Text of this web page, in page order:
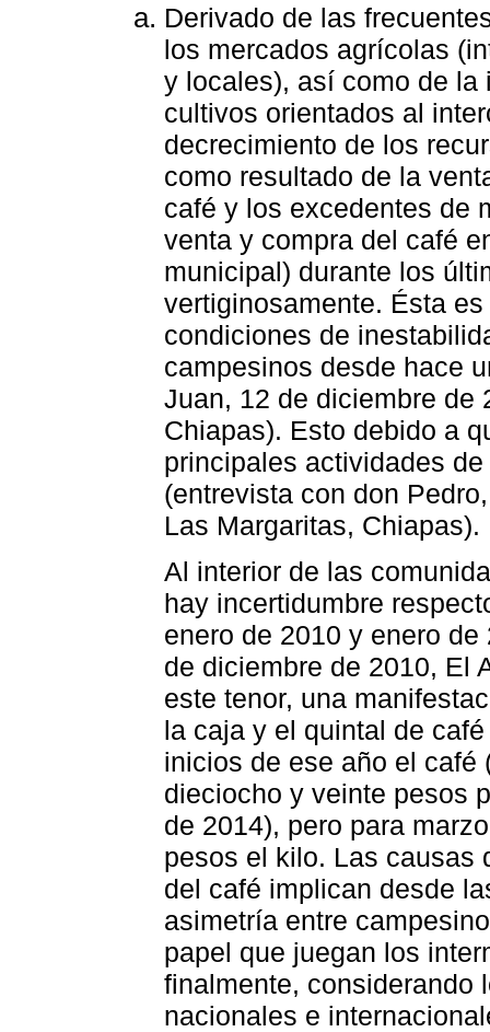
Derivado de las
los mercados agrícolas
y locales), así como de
cultivos orientados al
decrecimiento de los
como resultado de la
café y los excedentes de
venta y compra del café
municipal) durante los
vertiginosamente. Ésta
condiciones de
campesinos desde hace
Juan, 12 de diciembre de
Chiapas). Esto debido a
principales actividades
(entrevista con don
Las Margaritas, Chiapas).
Al interior de las
hay incertidumbre
enero de 2010 y enero
de diciembre de 2010, El
este tenor, una
la caja y el quintal de
inicios de ese año el café
dieciocho y veinte pesos
de 2014), pero para
pesos el kilo. Las causas
del café implican desde
asimetría entre
papel que juegan los
finalmente, considerando
nacionales e